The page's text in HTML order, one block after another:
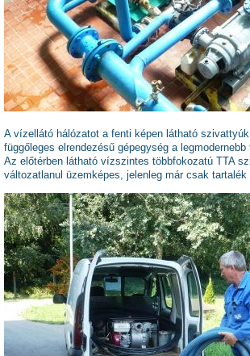
A vízellátó hálózatot a fenti képen látható
függőleges elrendezésű gépegység a legmodernebb
Az előtérben látható vízszintes többfokozatú TTA
változatlanul üzemképes, jelenleg már csak tartalék